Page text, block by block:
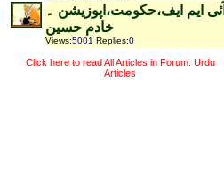
آئی ایم ایف،حکومت،اپوزیشن ۔
خادم حسین
Views:5001 Replies:0
Click here to read All Articles in Forum: Urdu
Articles